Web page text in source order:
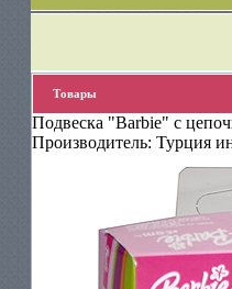
Товары
Подвеска "Barbie" с
Производитель: Турция